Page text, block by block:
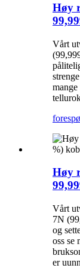
Høy
Vårt
Høy
Vårt
7N
og
oss se
er